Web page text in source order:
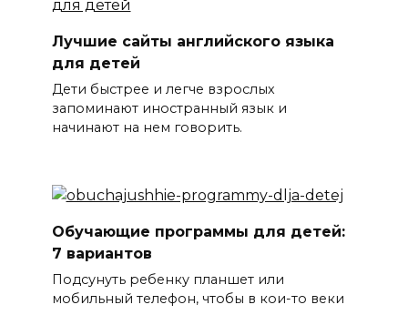
Лучшие сайты английского языка
для детей
Дети быстрее и легче взрослых
запоминают иностранный язык и
начинают на нем говорить.
Обучающие программы для детей:
7 вариантов
Подсунуть ребенку планшет или
мобильный телефон, чтобы в кои-то веки